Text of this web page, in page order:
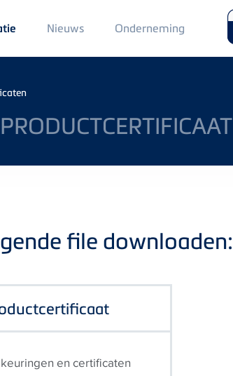
Nieuws Main
Menu
2
Onderneming
file downloaden:
en certificaten